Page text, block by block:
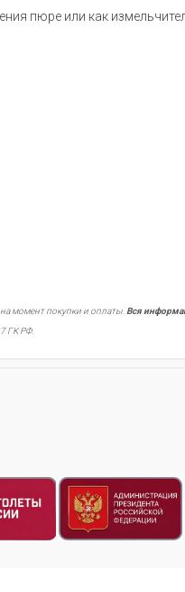
пюре или как
на момент покупки и оплаты. Вся
ГК РФ.